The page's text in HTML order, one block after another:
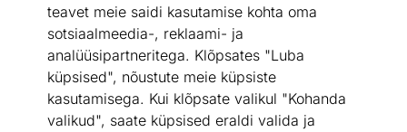
teavet meie saidi kasutamise kohta oma
sotsiaalmeedia-, reklaami- ja
analüüsipartneritega. Klõpsates "Luba
küpsised", nõustute meie küpsiste
kasutamisega. Kui klõpsate valikul "Kohanda
valikud", saate küpsised eraldi valida ja